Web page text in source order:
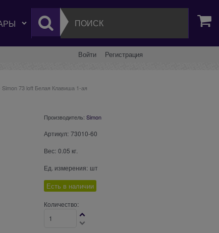
Войти Регистрация
Simon 73 loft Белая Клавиша 1-ая
Производитель: Simon
Артикул: 73010-60
Вес: 0.05 кг.
Ед. измерения: шт
Есть в наличии
Количество: